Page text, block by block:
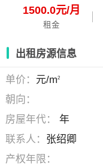
1500.0元/月
租金
出租房源信息
单价： 元/m2
朝向：
房屋年代：
年
联系人： 张绍卿
产权年限：